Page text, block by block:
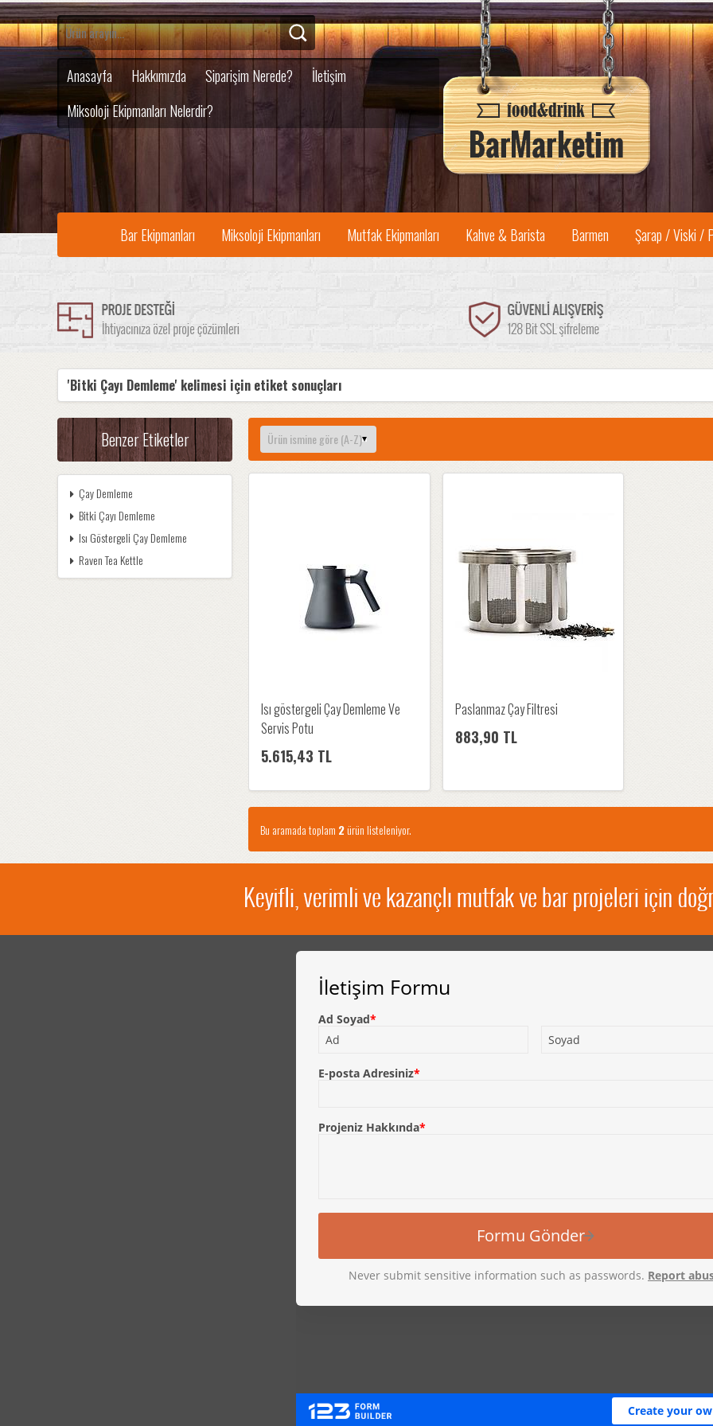
Anasayfa Hakkımızda Siparişim Nerede?
İletişim
Miksoloji Ekipmanları Nelerdir?
Bar Ekipmanları Miksoloji Ekipmanları Mutfak Ekipmanları Kahve & Barista Barmen Şarap / Viski /
'Bitki Çayı Demleme' kelimesi için etiket sonuçları
Benzer Etiketler
Çay Demleme
Bitki Çayı Demleme
Isı Göstergeli Çay Demleme
Raven Tea Kettle
Isı göstergeli Çay Demleme Ve
Servis Potu
5.615,43 TL
Paslanmaz Çay Filtresi
883,90 TL
Bu aramada toplam 2ürün listeleniyor.